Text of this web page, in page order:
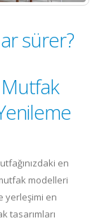
sürer?
en
modelleri
yerleşimi en
tasarımları